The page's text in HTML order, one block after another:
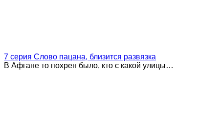
7 серия Слово пацана, близится развязка
В Афгане то похрен было, кто с какой улицы…